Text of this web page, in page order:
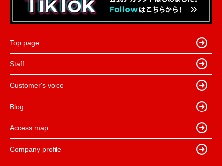
Top page
Staff
Customer's voice
Blog
Access map
Company profile